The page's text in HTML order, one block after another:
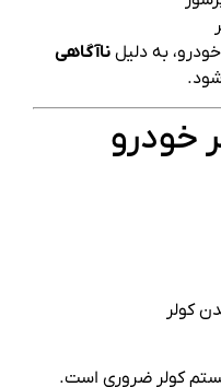
به دلیل ناآگاهی
خودرو
کولر
کولر ضروری است.